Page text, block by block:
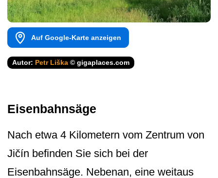
Auf Google-Karte anzeigen
Autor: Petr Liška © gigaplaces.com
Eisenbahnsäge
Nach etwa 4 Kilometern vom Zentrum von
Jičín befinden Sie sich bei der
Eisenbahnsäge. Nebenan, eine weitaus